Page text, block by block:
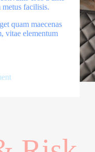
facilisis.
quam maecenas
vitae elementum